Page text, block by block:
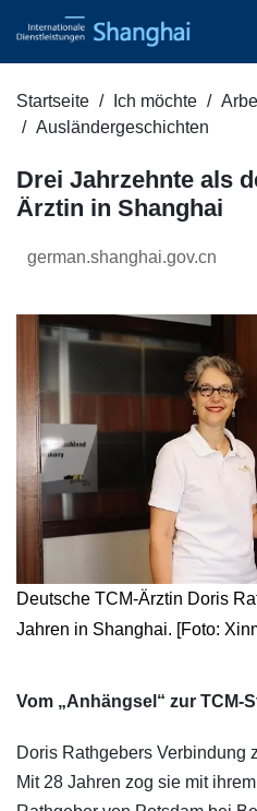
Startseite Ich möchte
Ausländergeschichten
Drei Jahrzehnte als
Ärztin in Shanghai
german.shanghai.gov.cn
Deutsche TCM-Ärztin Doris
Jahren in Shanghai. [Foto:
​Vom „Anhängsel“ zur TCM-
Doris Rathgebers Verbindung
Mit 28 Jahren zog sie mit